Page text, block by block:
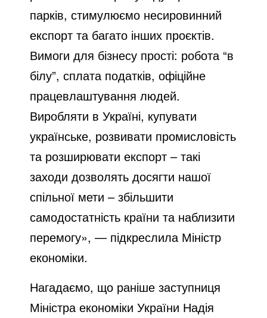
парків, стимулюємо несировинний
експорт та багато інших проєктів.
Вимоги для бізнесу прості: робота “в
білу”, сплата податків, офіційне
працевлаштування людей.
Виробляти в Україні, купувати
українське, розвивати промисловість
та розширювати експорт – такі
заходи дозволять досягти нашої
спільної мети – збільшити
самодостатність країни та наблизити
перемогу», — підкреслила Міністр
економіки.
Нагадаємо, що раніше заступниця
Міністра економіки України Надія